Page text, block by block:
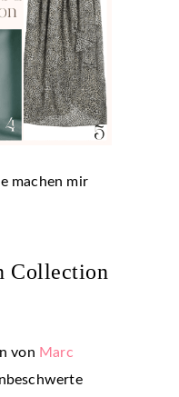
machen mir
Collection
von Marc